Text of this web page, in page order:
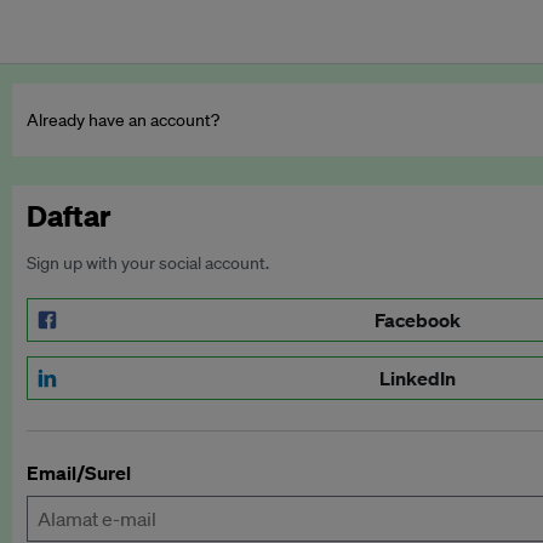
Already have an account?
Daftar
Sign up with your social account.
Facebook
LinkedIn
Email/Surel